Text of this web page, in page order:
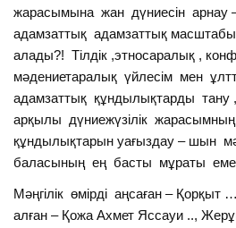
жарасымына жан дүниесін арнау
адамзаттық адамзаттық
алады?! Тілдік ,этносаралық ,
мәдениетаралық үйлесім мен
адамзаттық құндылықтарды тану
арқылы дүниежүзілік жарасымның
құндылықтарын уағыздау – шын
баласының ең басты мұраты
Мәңгілік өмірді аңсаған –
алған – Қожа Ахмет Яссауи ..,